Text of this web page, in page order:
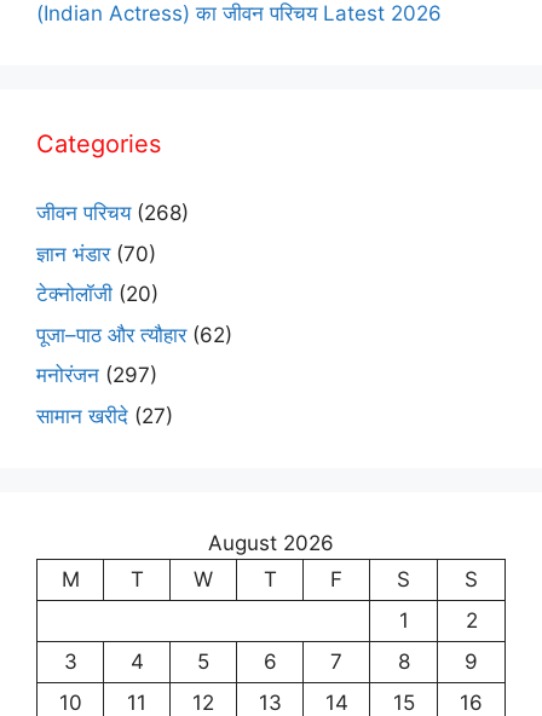
(Indian Actress) का जीवन परिचय Latest 2026
Categories
जीवन परिचय(268)
ज्ञान भंडार(70)
टेक्नोलॉजी (20)
पूजा–पाठ और त्यौहार(62)
मनोरंजन (297)
सामान खरीदे (27)
August 2026
M
T W T F S
S
1
2
3
4 5 6 7 8
9
10
11 12 13 14 15
16